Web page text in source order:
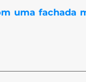
uma fachada